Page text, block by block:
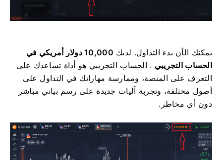
يمكنك الآن بدء التداول. لديك
10,000 دولار أمريكي في
الحساب التجريبي . الحساب التجريبي هو أداة تساعدك على
التعرف على المنصة، وممارسة مهاراتك في التداول على
أصول مختلفة، وتجربة آليات جديدة على رسم بياني مباشر
دون أي مخاطر.